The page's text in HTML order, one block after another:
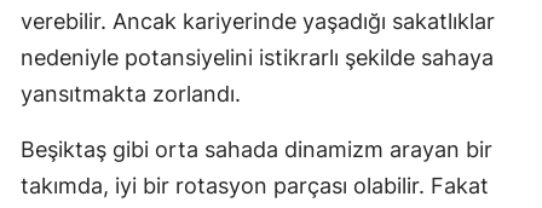
verebilir. Ancak kariyerinde yaşadığı sakatlıklar
nedeniyle potansiyelini istikrarlı şekilde sahaya
yansıtmakta zorlandı.
Beşiktaş gibi orta sahada dinamizm arayan bir
takımda, iyi bir rotasyon parçası olabilir. Fakat